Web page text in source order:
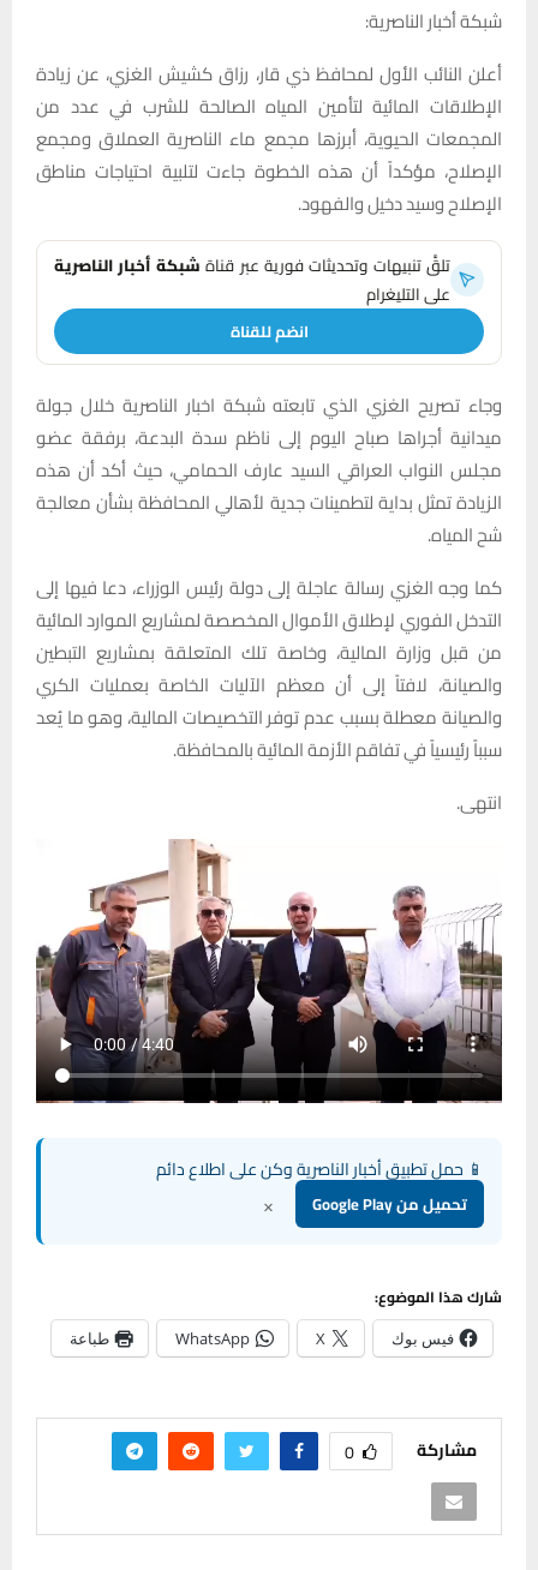
شبكة أخبار الناصرية:
أعلن النائب الأول لمحافظ ذي قار، رزاق كشيش الغزي، عن زيادة
الإطلاقات المائية لتأمين المياه الصالحة للشرب في عدد من
المجمعات الحيوية، أبرزها مجمع ماء الناصرية العملاق ومجمع
الإصلاح، مؤكداً أن هذه الخطوة جاءت لتلبية احتياجات مناطق
الإصلاح وسيد دخيل والفهود.
تلقَّ تنبيهات وتحديثات فورية عبر قناةشبكة أخبار الناصرية
على التليغرام
انضم للقناة
وجاء تصريح الغزي الذي تابعته شبكة اخبار الناصرية خلال جولة
ميدانية أجراها صباح اليوم إلى ناظم سدة البدعة، برفقة عضو
مجلس النواب العراقي السيد عارف الحمامي، حيث أكد أن هذه
الزيادة تمثل بداية لتطمينات جدية لأهالي المحافظة بشأن معالجة
شح المياه.
كما وجه الغزي رسالة عاجلة إلى دولة رئيس الوزراء، دعا فيها إلى
التدخل الفوري لإطلاق الأموال المخصصة لمشاريع الموارد المائية
من قبل وزارة المالية، وخاصة تلك المتعلقة بمشاريع التبطين
والصيانة، لافتاً إلى أن معظم الآليات الخاصة بعمليات الكري
والصيانة معطلة بسبب عدم توفر التخصيصات المالية، وهو ما يُعد
سبباً رئيسياً في تفاقم الأزمة المائية بالمحافظة.
انتهى.
📱 حمل تطبيق أخبار الناصرية وكن على اطلاع دائم
تحميل من Google Play ×
شارك هذا الموضوع:
فيس بوك X
WhatsApp طباعة
مشاركة 0